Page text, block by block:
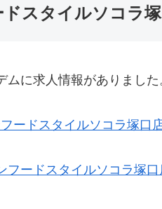
スタイルソコラ
ムに求人情報がありました
ードスタイルソコラ塚口
フードスタイルソコラ塚